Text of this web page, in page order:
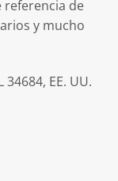
de
y mucho
EE. UU.